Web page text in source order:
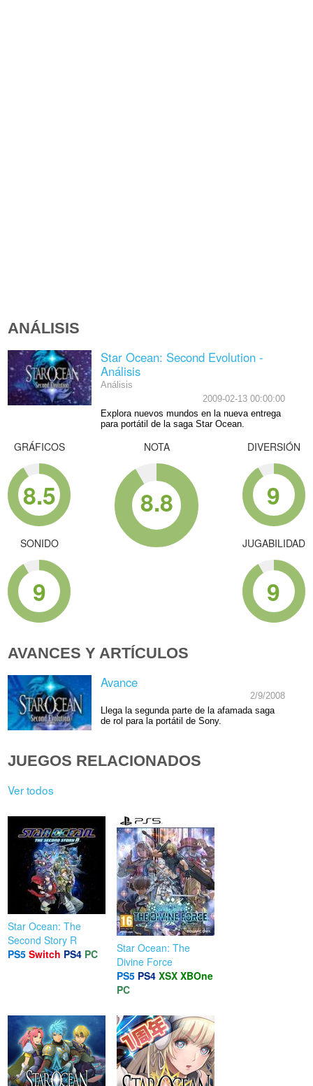
ANÁLISIS
Star Ocean: Second Evolution -
Análisis
Análisis
2009-02-13 00:00:00
Explora nuevos mundos en la nueva entrega
para portátil de la saga Star Ocean.
GRÁFICOS
8.5
SONIDO
9
NOTA
8.8
DIVERSIÓN
9
JUGABILIDAD
9
AVANCES Y ARTÍCULOS
Avance
2/9/2008
Llega la segunda parte de la afamada saga
de rol para la portátil de Sony.
JUEGOS RELACIONADOS
Ver todos
Star Ocean: The
Second Story R
PS5 Switch PS4 PC
Star Ocean: The
Divine Force
PS5 PS4 XSX XBOne
PC